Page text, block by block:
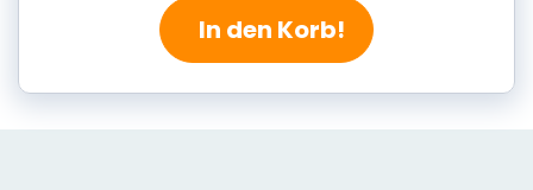
In den Korb!